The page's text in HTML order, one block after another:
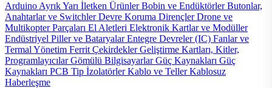
Arduino Ayrık Yarı İletken ÜrünlerBobin ve EndüktörlerButonlar,
Anahtarlar ve SwitchlerDevre Koruma DirençlerDrone ve
Multikopter Parçaları El Aletleri Elektronik Kartlar ve Modüller
Endüstriyel Piller ve BataryalarEntegre Devreler (IC) Fanlar ve
Termal Yönetim Ferrit ÇekirdeklerGeliştirme Kartları, Kitler,
ProgramlayıcılarGömülü BilgisayarlarGüç Kaynakları Güç
Kaynakları PCB Tip İzolatörlerKablo ve TellerKablosuz
Haberleşme